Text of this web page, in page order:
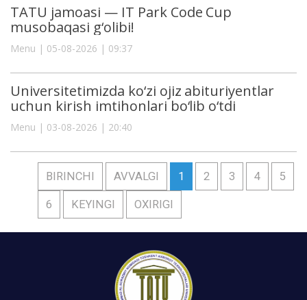
TATU jamoasi — IT Park Code Cup
musobaqasi g‘olibi!
Menu | 05-08-2026 | 09:37
Universitetimizda ko‘zi ojiz abituriyentlar
uchun kirish imtihonlari bo‘lib o‘tdi
Menu | 03-08-2026 | 20:40
BIRINCHI AVVALGI 1 2 3 4 5
6 KEYINGI OXIRIGI